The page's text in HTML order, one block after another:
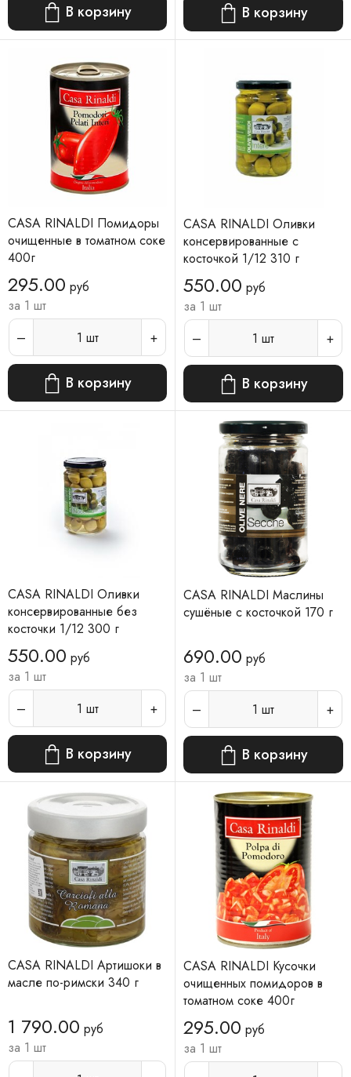
В корзину В корзину
CASA RINALDI Помидоры
очищенные в томатном соке
400г
295.00 руб
за 1 шт
1 шт
В корзину
CASA RINALDI Оливки
консервированные с
косточкой 1/12 310 г
550.00 руб
за 1 шт
1 шт
В корзину
CASA RINALDI Оливки
консервированные без
косточки 1/12 300 г
550.00 руб
за 1 шт
1 шт
В корзину
CASA RINALDI Маслины
сушёные с косточкой 170 г
690.00 руб
за 1 шт
1 шт
В корзину
CASA RINALDI Артишоки в
масле по-римски 340 г
1 790.00 руб
за 1 шт
CASA RINALDI Кусочки
очищенных помидоров в
томатном соке 400г
295.00 руб
за 1 шт